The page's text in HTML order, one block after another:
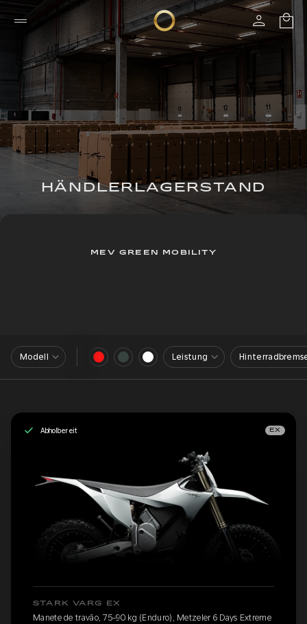
HÄNDLERLAGERSTAND
MEV GREEN MOBILITY
Modell Leistung
Abholbereit EX
STARK VARG EX
Manete de travão, 75-90 kg (Enduro), Metzeler 6 Days Extreme